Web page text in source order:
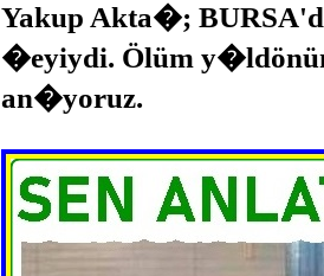
Yakup Akta�;
�eyiydi. Ölüm
an�yoruz.